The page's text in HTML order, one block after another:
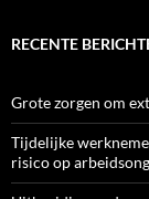
RECENTE
Grote zorgen om
Tijdelijke
risico op